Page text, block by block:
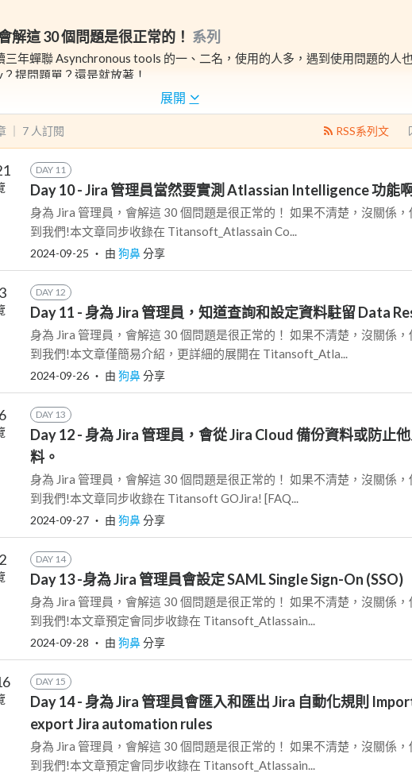
解這 30 個問題是很正常的！ 系列
三年蟬聯 Asynchronous tools 的一、二名，使用的人多，遇到使用問題的人
提問題單？還是就放著！
科技成為 Atlassian Consultant，就常收到使用者提問，其中不乏重覆提問。我
問題、問題情境和建議解法撰寫成文章，希望更多使用者和 IT 管理者受益，
資被透露）
題，也歡迎來信 gojira@titansoft.com.sg 指正
展開
｜ 7 人訂閱 RSS系列文
DAY 11
Day 10 - Jira 管理員當然要實測 Atlassian Intelligence 功能
身為 Jira 管理員，會解這 30 個問題是很正常的！ 如果不清楚，沒關係
到我們!本文章同步收錄在 Titansoft_Atlassain Co...
2024-09-25 ‧ 由 狗鼻分享
DAY 12
Day 11 - 身為 Jira 管理員，知道查詢和設定資料駐留 Data
身為 Jira 管理員，會解這 30 個問題是很正常的！ 如果不清楚，沒關係
到我們!本文章僅簡易介紹，更詳細的展開在 Titansoft_Atla...
2024-09-26 ‧ 由 狗鼻分享
DAY 13
Day 12 - 身為 Jira 管理員，會從 Jira Cloud 備份資料或防止
料。
身為 Jira 管理員，會解這 30 個問題是很正常的！ 如果不清楚，沒關係
到我們!本文章同步收錄在 Titansoft GOJira! [FAQ...
2024-09-27 ‧ 由 狗鼻分享
DAY 14
Day 13 -身為 Jira 管理員會設定 SAML Single Sign-On (SSO)
身為 Jira 管理員，會解這 30 個問題是很正常的！ 如果不清楚，沒關係
到我們!本文章預定會同步收錄在 Titansoft_Atlassain...
2024-09-28 ‧ 由 狗鼻分享
DAY 15
Day 14 - 身為 Jira 管理員會匯入和匯出 Jira 自動化規則
export Jira automation rules
身為 Jira 管理員，會解這 30 個問題是很正常的！ 如果不清楚，沒關係
到我們!本文章預定會同步收錄在 Titansoft_Atlassain...